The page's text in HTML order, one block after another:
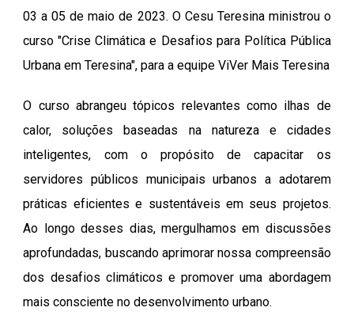
03 a 05 de maio de 2023. O Cesu Teresina ministrou o
curso "Crise Climática e Desafios para Política Pública
Urbana em Teresina", para a equipe ViVer Mais Teresina
O curso abrangeu tópicos relevantes como ilhas de
calor, soluções baseadas na natureza e cidades
inteligentes, com o propósito de capacitar os
servidores públicos municipais urbanos a adotarem
práticas eficientes e sustentáveis em seus projetos.
Ao longo desses dias, mergulhamos em discussões
aprofundadas, buscando aprimorar nossa compreensão
dos desafios climáticos e promover uma abordagem
mais consciente no desenvolvimento urbano.